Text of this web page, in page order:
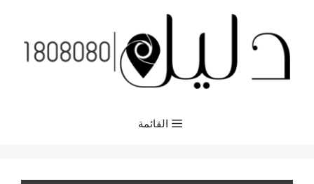
المحتوى
القائمة